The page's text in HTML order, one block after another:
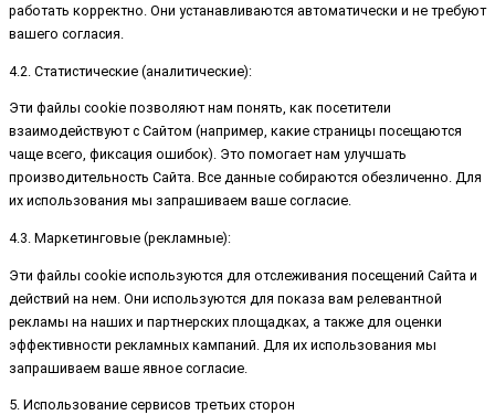
работать корректно. Они устанавливаются автоматически и не требуют
вашего согласия.
4.2. Статистические (аналитические):
Эти файлы cookie позволяют нам понять, как посетители
взаимодействуют с Сайтом (например, какие страницы посещаются
чаще всего, фиксация ошибок). Это помогает нам улучшать
производительность Сайта. Все данные собираются обезличенно. Для
их использования мы запрашиваем ваше согласие.
4.3. Маркетинговые (рекламные):
Эти файлы cookie используются для отслеживания посещений Сайта и
действий на нем. Они используются для показа вам релевантной
рекламы на наших и партнерских площадках, а также для оценки
эффективности рекламных кампаний. Для их использования мы
запрашиваем ваше явное согласие.
5. Использование сервисов третьих сторон